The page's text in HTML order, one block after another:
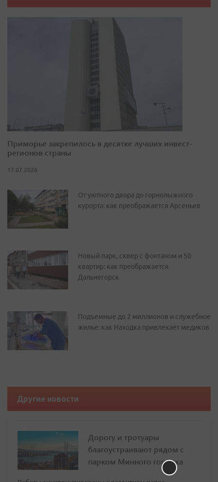
Приморье закрепилось в десятке лучших инвест-
регионов страны
17.07.2026
От уютного двора до горнолыжного
курорта: как преображается Арсеньев
Новый парк, сквер с фонтаном и 50
квартир: как преображается
Дальнегорск
Подъемные до 2 миллионов и служебное
жилье: как Находка привлекает медиков
Другие новости
Дорогу и тротуары
благоустраивают рядом с
парком Минного городка